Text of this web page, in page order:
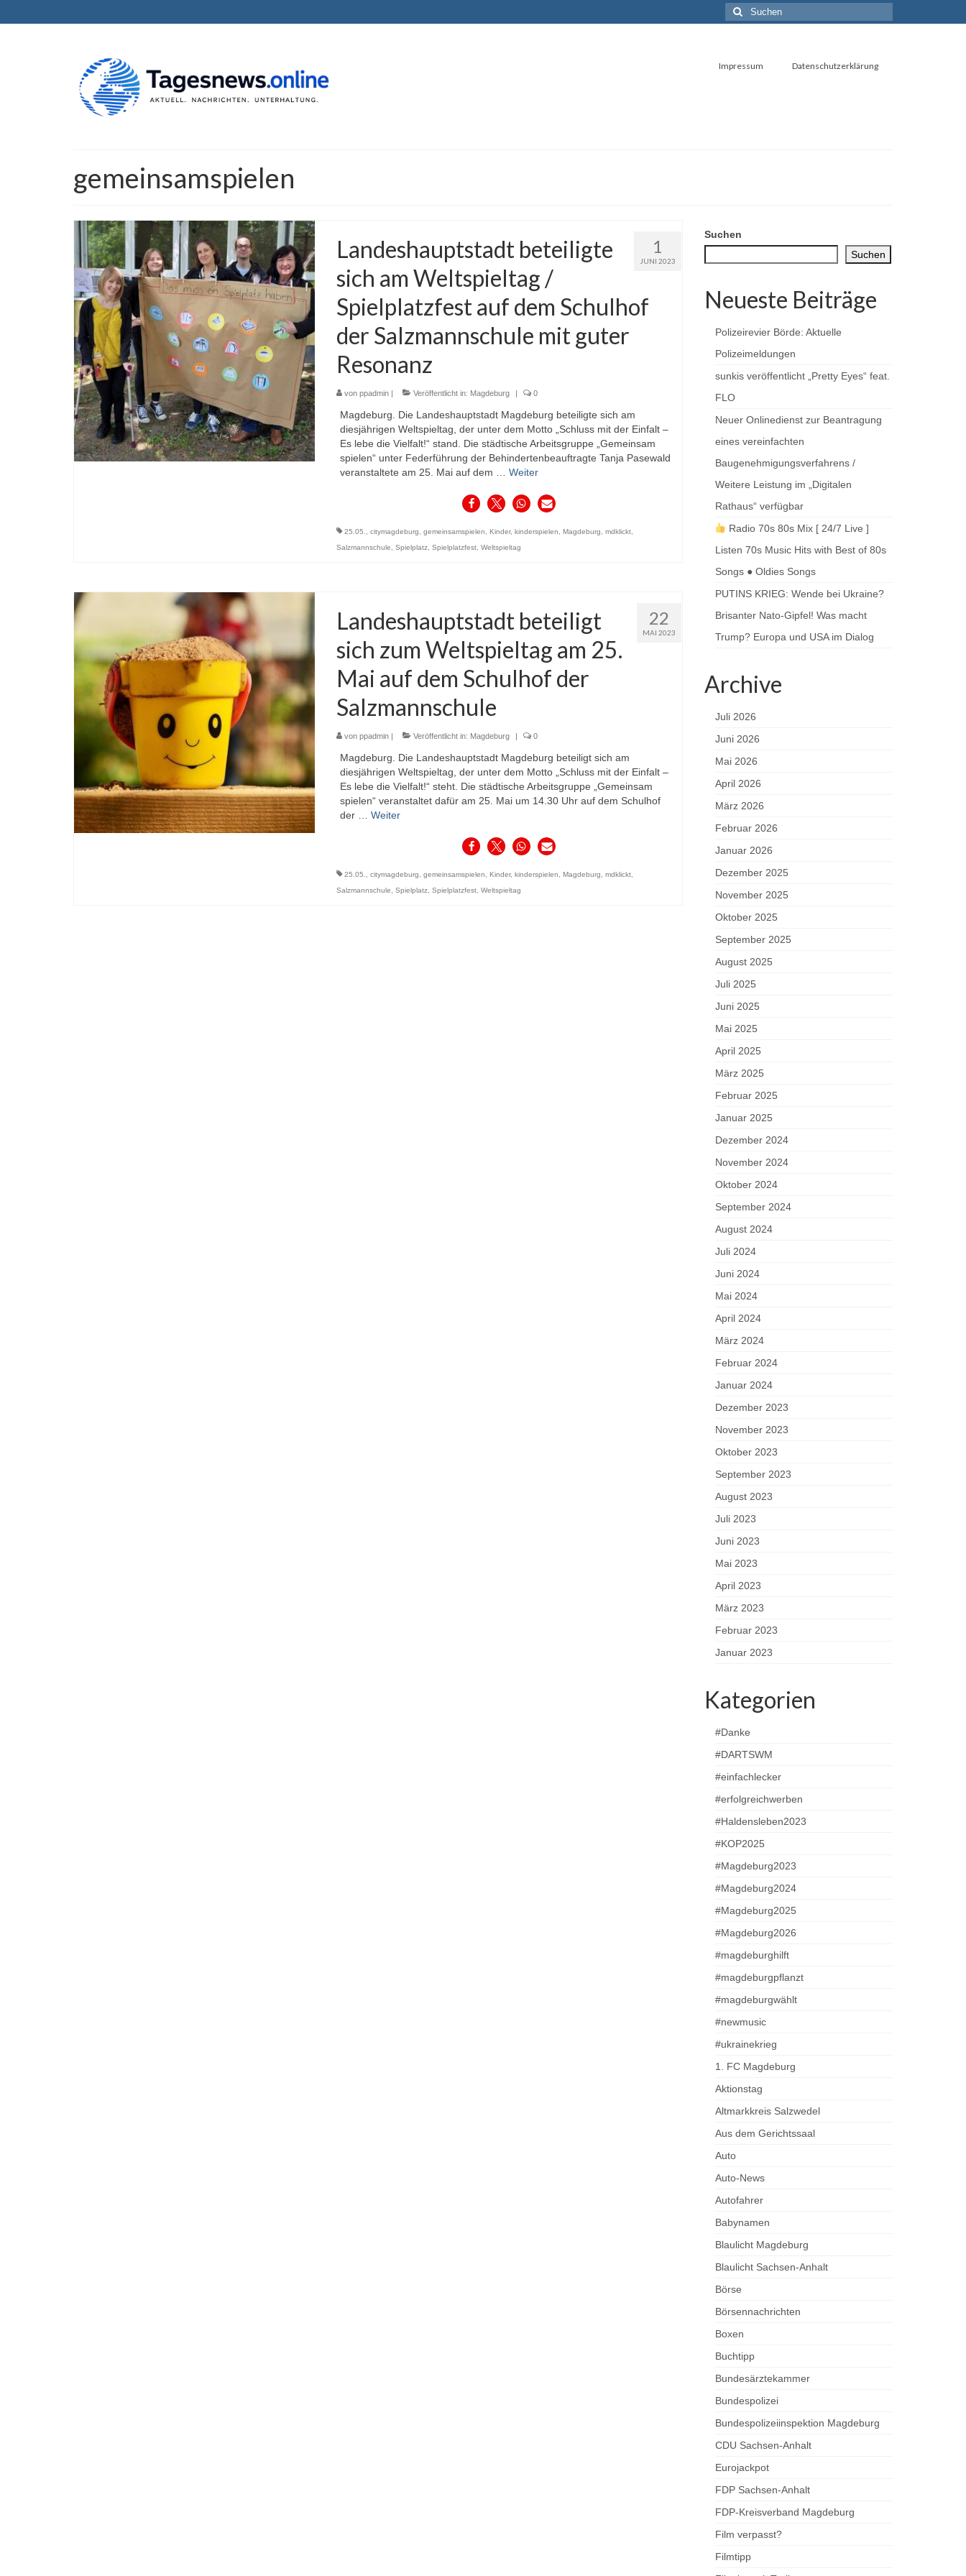
Suchen
nach:
Impressum Datenschutzerklärung
gemeinsamspielen
1
JUNI 2023
Landeshauptstadt beteiligte
sich am Weltspieltag /
Spielplatzfest auf dem Schulhof
der Salzmannschule mit guter
Resonanz
von ppadmin| Veröffentlicht in: Magdeburg | 0
Magdeburg. Die Landeshauptstadt Magdeburg beteiligte sich am
diesjährigen Weltspieltag, der unter dem Motto „Schluss mit der Einfalt –
Es lebe die Vielfalt!“ stand. Die städtische Arbeitsgruppe „Gemeinsam
spielen“ unter Federführung der Behindertenbeauftragte Tanja Pasewald
veranstaltete am 25. Mai auf dem … Weiter
25.05. citymagdeburg gemeinsamspielen Kinder, kinderspielen Magdeburg mdklickt,
Salzmannschule
Spielplatz, Spielplatzfest, Weltspieltag
22
MAI 2023
Landeshauptstadt beteiligt
sich zum Weltspieltag am 25.
Mai auf dem Schulhof der
Salzmannschule
von ppadmin| Veröffentlicht in: Magdeburg | 0
Magdeburg. Die Landeshauptstadt Magdeburg beteiligt sich am
diesjährigen Weltspieltag, der unter dem Motto „Schluss mit der Einfalt –
Es lebe die Vielfalt!“ steht. Die städtische Arbeitsgruppe „Gemeinsam
spielen“ veranstaltet dafür am 25. Mai um 14.30 Uhr auf dem Schulhof
der … Weiter
25.05. citymagdeburg gemeinsamspielen Kinder, kinderspielen Magdeburg mdklickt,
Salzmannschule
Spielplatz, Spielplatzfest, Weltspieltag
Suchen
Suchen
Neueste Beiträge
Polizeirevier Börde: Aktuelle
Polizeimeldungen
sunkis veröffentlicht „Pretty Eyes“ feat.
FLO
Neuer Onlinedienst zur Beantragung
eines vereinfachten
Baugenehmigungsverfahrens /
Weitere Leistung im „Digitalen
Rathaus“ verfügbar
Radio 70s 80s Mix [ 24/7 Live ]
Listen 70s Music Hits with Best of 80s
Songs ● Oldies Songs
PUTINS KRIEG: Wende bei Ukraine?
Brisanter Nato-Gipfel! Was macht
Trump? Europa und USA im Dialog
Archive
Juli 2026
Juni 2026
Mai 2026
April 2026
März 2026
Februar 2026
Januar 2026
Dezember 2025
November 2025
Oktober 2025
September 2025
August 2025
Juli 2025
Juni 2025
Mai 2025
April 2025
März 2025
Februar 2025
Januar 2025
Dezember 2024
November 2024
Oktober 2024
September 2024
August 2024
Juli 2024
Juni 2024
Mai 2024
April 2024
März 2024
Februar 2024
Januar 2024
Dezember 2023
November 2023
Oktober 2023
September 2023
August 2023
Juli 2023
Juni 2023
Mai 2023
April 2023
März 2023
Februar 2023
Januar 2023
Kategorien
#Danke
#DARTSWM
#einfachlecker
#erfolgreichwerben
#Haldensleben2023
#KOP2025
#Magdeburg2023
#Magdeburg2024
#Magdeburg2025
#Magdeburg2026
#magdeburghilft
#magdeburgpflanzt
#magdeburgwählt
#newmusic
#ukrainekrieg
1. FC Magdeburg
Aktionstag
Altmarkkreis Salzwedel
Aus dem Gerichtssaal
Auto
Auto-News
Autofahrer
Babynamen
Blaulicht Magdeburg
Blaulicht Sachsen-Anhalt
Börse
Börsennachrichten
Boxen
Buchtipp
Bundesärztekammer
Bundespolizei
Bundespolizeiinspektion Magdeburg
CDU Sachsen-Anhalt
Eurojackpot
FDP Sachsen-Anhalt
FDP-Kreisverband Magdeburg
Film verpasst?
Filmtipp